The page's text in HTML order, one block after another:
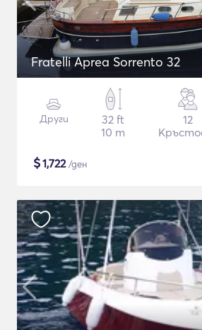
Fratelli Aprea Sorrento 32
Други
32 ft
10 m
12
$1,722/ден